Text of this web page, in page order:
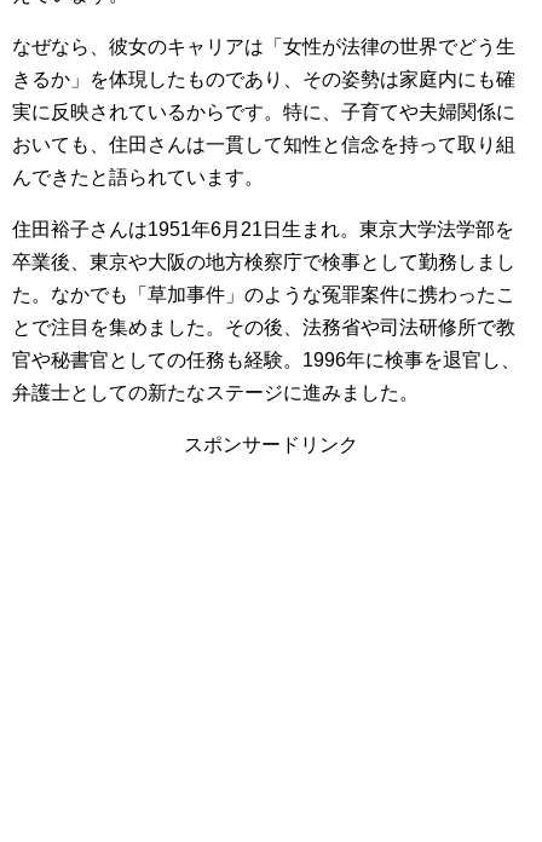
なぜなら、彼女のキャリアは「女性が法律の世界でどう生
きるか」を体現したものであり、その姿勢は家庭内にも確
実に反映されているからです。特に、子育てや夫婦関係に
おいても、住田さんは一貫して知性と信念を持って取り組
んできたと語られています。
住田裕子さんは1951年6月21日生まれ。東京大学法学部を
卒業後、東京や大阪の地方検察庁で検事として勤務しまし
た。なかでも「草加事件」のような冤罪案件に携わったこ
とで注目を集めました。その後、法務省や司法研修所で教
官や秘書官としての任務も経験。1996年に検事を退官し、
弁護士としての新たなステージに進みました。
スポンサードリンク